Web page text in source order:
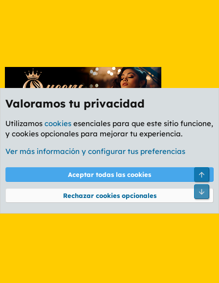
Etiquetas
Cookies
PL OLDSTYLE AMARILLO
Términos y reglas Política de privacidad Ayuda
Community platform by XenForo® © 2010-2026 XenForo Ltd.
Valoramos tu privacidad
Utilizamos cookies esenciales para que este sitio funcione,
y cookies opcionales para mejorar tu experiencia.
Ver más información y configurar tus preferencias
Aceptar todas las cookies
Rechazar cookies opcionales
Pie